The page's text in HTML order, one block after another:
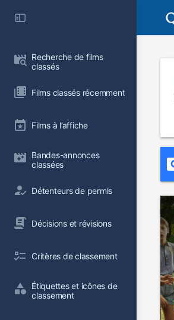
Recherche de films
classés
Films classés récemment
Films à l’affiche
Bandes-annonces
classées
Détenteurs de permis
Décisions et révisions
Critères de classement
Étiquettes et icônes de
classement